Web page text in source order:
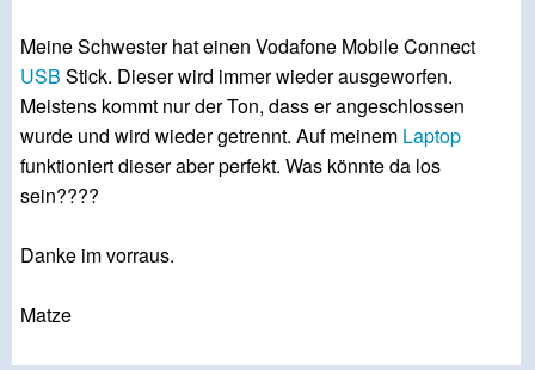
Meine Schwester hat einen Vodafone Mobile Connect
USB Stick. Dieser wird immer wieder ausgeworfen.
Meistens kommt nur der Ton, dass er angeschlossen
wurde und wird wieder getrennt. Auf meinem Laptop
funktioniert dieser aber perfekt. Was könnte da los
sein????
Danke im vorraus.
Matze